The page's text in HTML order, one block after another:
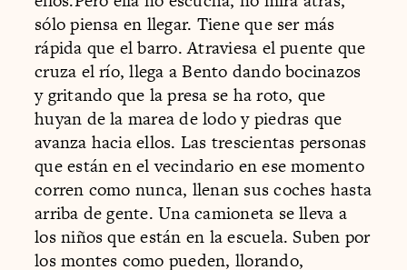
sólo piensa en llegar. Tiene que ser más
rápida que el barro. Atraviesa el puente que
cruza el río, llega a Bento dando bocinazos
y gritando que la presa se ha roto, que
huyan de la marea de lodo y piedras que
avanza hacia ellos. Las trescientas personas
que están en el vecindario en ese momento
corren como nunca, llenan sus coches hasta
arriba de gente. Una camioneta se lleva a
los niños que están en la escuela. Suben por
los montes como pueden, llorando,